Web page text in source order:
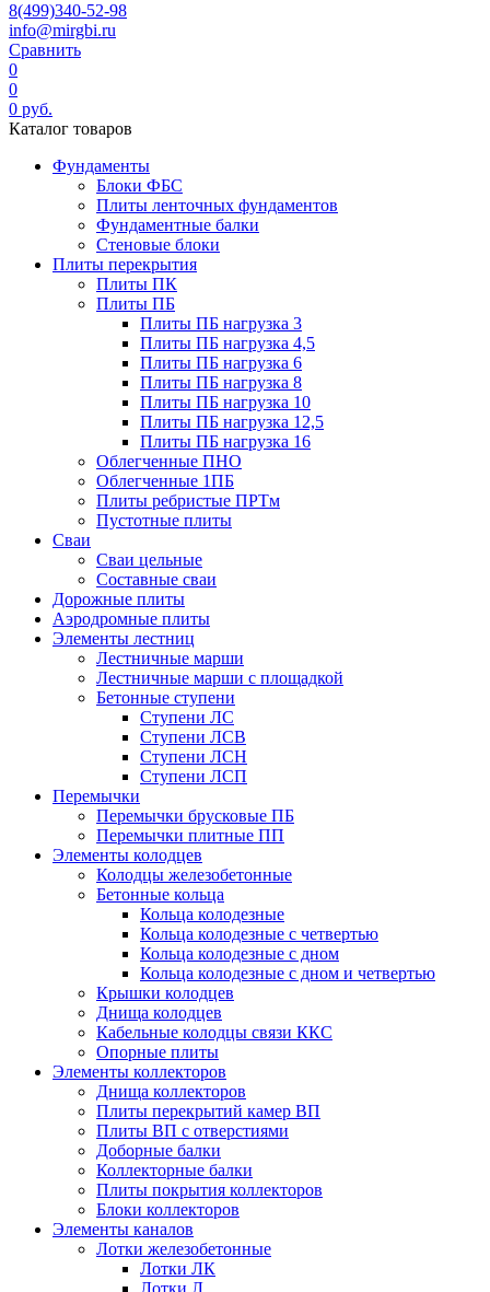
8(499)340-52-98
info@mirgbi.ru
Сравнить
0
0
0 руб.
Каталог товаров
Фундаменты
Блоки ФБС
Плиты ленточных фундаментов
Фундаментные балки
Стеновые блоки
Плиты перекрытия
Плиты ПК
Плиты ПБ
Плиты ПБ нагрузка 3
Плиты ПБ нагрузка 4,5
Плиты ПБ нагрузка 6
Плиты ПБ нагрузка 8
Плиты ПБ нагрузка 10
Плиты ПБ нагрузка 12,5
Плиты ПБ нагрузка 16
Облегченные ПНО
Облегченные 1ПБ
Плиты ребристые ПРТм
Пустотные плиты
Сваи
Сваи цельные
Составные сваи
Дорожные плиты
Аэродромные плиты
Элементы лестниц
Лестничные марши
Лестничные марши с площадкой
Бетонные ступени
Ступени ЛС
Ступени ЛСВ
Ступени ЛСН
Ступени ЛСП
Перемычки
Перемычки брусковые ПБ
Перемычки плитные ПП
Элементы колодцев
Колодцы железобетонные
Бетонные кольца
Кольца колодезные
Кольца колодезные с четвертью
Кольца колодезные с дном
Кольца колодезные с дном и четвертью
Крышки колодцев
Днища колодцев
Кабельные колодцы связи ККС
Опорные плиты
Элементы коллекторов
Днища коллекторов
Плиты перекрытий камер ВП
Плиты ВП с отверстиями
Доборные балки
Коллекторные балки
Плиты покрытия коллекторов
Блоки коллекторов
Элементы каналов
Лотки железобетонные
Лотки ЛК
Лотки Л